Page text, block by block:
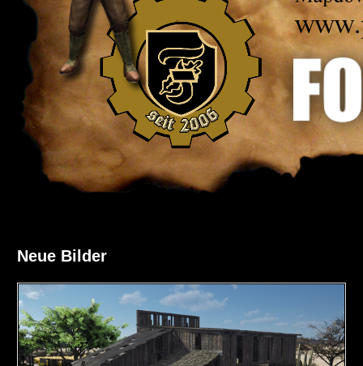
Neue Bilder